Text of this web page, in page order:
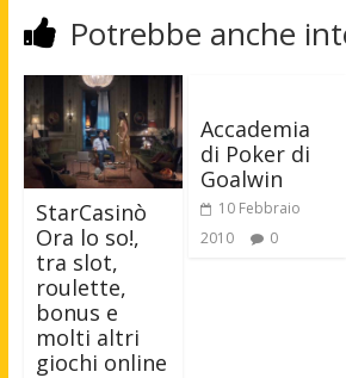
Potrebbe anche
StarCasinò
Ora lo so!,
tra slot,
roulette,
bonus e
molti altri
giochi online
Accademia
di Poker di
Goalwin
10 Febbraio
2010
0